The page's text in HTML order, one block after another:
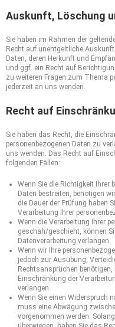
Auskunft, Löschung
Sie haben im Rahmen der
Recht auf unentgeltliche
Daten, deren Herkunft und
und ggf. ein Recht auf
zu weiteren Fragen zum Thema
jederzeit an uns wenden.
Recht auf
Sie haben das Recht, die
personenbezogenen Daten zu
uns wenden. Das Recht auf
folgenden Fällen:
Wenn Sie die Richtigkeit Ihrer
Daten bestreiten, benötigen
die Dauer der Prüfung haben
Verarbeitung Ihrer
Wenn die Verarbeitung Ihrer
geschah/geschieht, können
Datenverarbeitung verlangen.
Wenn wir Ihre
jedoch zur Ausübung,
Rechtsansprüchen
Einschränkung der
verlangen.
Wenn Sie einen Widerspruch
muss eine Abwägung
vorgenommen werden.